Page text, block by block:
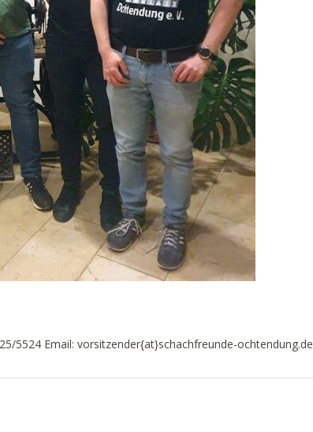
5524 Email: vorsitzender{at}schachfreunde-ochtendung.de